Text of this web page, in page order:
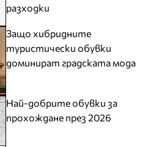
разходки
Защо хибридните
туристически обувки
доминират градската мода
Най-добрите обувки за
прохождане през 2026